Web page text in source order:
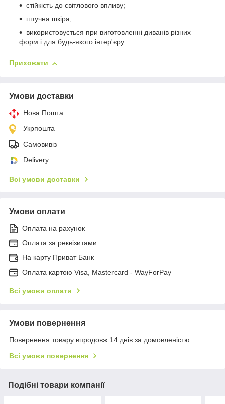
стійкість до світлового впливу;
штучна шкіра;
використовується при виготовленні диванів різних
форм і для будь-якого інтер'єру.
Приховати
Умови доставки
Нова Пошта
Укрпошта
Самовивіз
Delivery
Всі умови доставки
Умови оплати
Оплата на рахунок
Оплата за реквізитами
На карту Приват Банк
Оплата картою Visa, Mastercard - WayForPay
Всі умови оплати
Умови повернення
Повернення товару впродовж 14 днів за домовленістю
Всі умови повернення
Подібні товари компанії